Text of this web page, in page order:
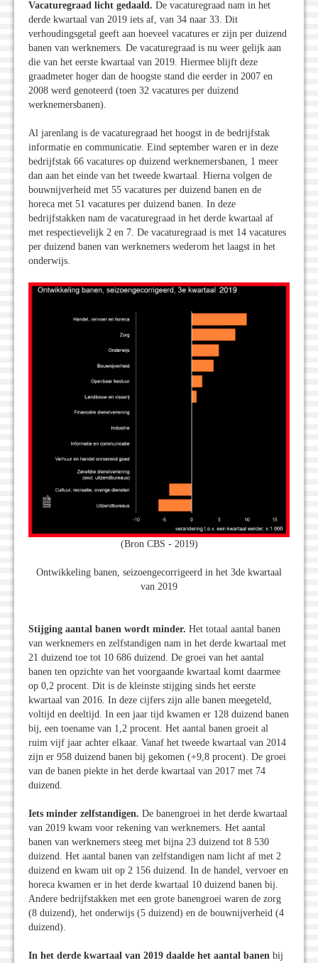
Vacaturegraad licht gedaald. De vacaturegraad nam in het
derde kwartaal van 2019 iets af, van 34 naar 33. Dit
verhoudingsgetal geeft aan hoeveel vacatures er zijn per duizend
banen van werknemers. De vacaturegraad is nu weer gelijk aan
die van het eerste kwartaal van 2019. Hiermee blijft deze
graadmeter hoger dan de hoogste stand die eerder in 2007 en
2008 werd genoteerd (toen 32 vacatures per duizend
werknemersbanen).
Al jarenlang is de vacaturegraad het hoogst in de bedrijfstak
informatie en communicatie. Eind september waren er in deze
bedrijfstak 66 vacatures op duizend werknemersbanen, 1 meer
dan aan het einde van het tweede kwartaal. Hierna volgen de
bouwnijverheid met 55 vacatures per duizend banen en de
horeca met 51 vacatures per duizend banen. In deze
bedrijfstakken nam de vacaturegraad in het derde kwartaal af
met respectievelijk 2 en 7. De vacaturegraad is met 14 vacatures
per duizend banen van werknemers wederom het laagst in het
onderwijs.
(Bron CBS - 2019)
Ontwikkeling banen, seizoengecorrigeerd in het 3de kwartaal
van 2019
Stijging aantal banen wordt minder. Het totaal aantal banen
van werknemers en zelfstandigen nam in het derde kwartaal met
21 duizend toe tot 10 686 duizend. De groei van het aantal
banen ten opzichte van het voorgaande kwartaal komt daarmee
op 0,2 procent. Dit is de kleinste stijging sinds het eerste
kwartaal van 2016. In deze cijfers zijn alle banen meegeteld,
voltijd en deeltijd. In een jaar tijd kwamen er 128 duizend banen
bij, een toename van 1,2 procent. Het aantal banen groeit al
ruim vijf jaar achter elkaar. Vanaf het tweede kwartaal van 2014
zijn er 958 duizend banen bij gekomen (+9,8 procent). De groei
van de banen piekte in het derde kwartaal van 2017 met 74
duizend.
Iets minder zelfstandigen. De banengroei in het derde kwartaal
van 2019 kwam voor rekening van werknemers. Het aantal
banen van werknemers steeg met bijna 23 duizend tot 8 530
duizend. Het aantal banen van zelfstandigen nam licht af met 2
duizend en kwam uit op 2 156 duizend. In de handel, vervoer en
horeca kwamen er in het derde kwartaal 10 duizend banen bij.
Andere bedrijfstakken met een grote banengroei waren de zorg
(8 duizend), het onderwijs (5 duizend) en de bouwnijverheid (4
duizend).
In het derde kwartaal van 2019 daalde het aantal banen bij